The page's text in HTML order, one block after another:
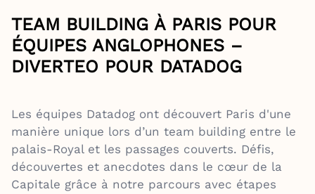
TEAM BUILDING À PARIS POUR
ÉQUIPES ANGLOPHONES –
DIVERTEO POUR DATADOG
Les équipes Datadog ont découvert Paris d'une
manière unique lors d’un team building entre le
palais-Royal et les passages couverts. Défis,
découvertes et anecdotes dans le cœur de la
Capitale grâce à notre parcours avec étapes